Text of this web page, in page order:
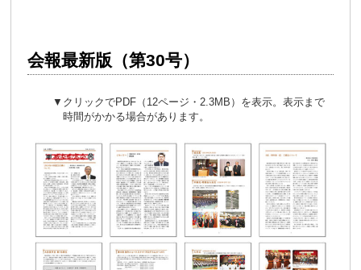
会報最新版（第30号）
▼クリックでPDF（12ページ・2.3MB）を表示。表示まで
時間がかかる場合があります。